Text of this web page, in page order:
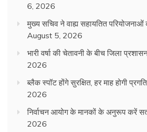
6, 2026
मुख्य सचिव ने वाह्य सहायतित परियोजनाओं
August 5, 2026
भारी वर्षा की चेतावनी के बीच जिला
2026
ब्लैक स्पॉट होंगे सुरक्षित, हर माह होगी प्रगति
2026
निर्वाचन आयोग के मानकों के अनुरूप करें
2026